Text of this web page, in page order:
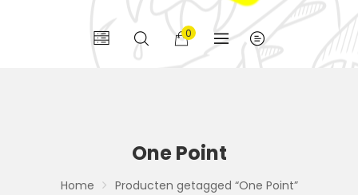
0
One Point
Home Producten getagged “One Point”